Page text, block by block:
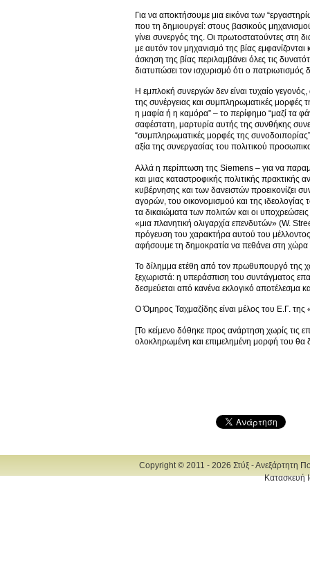
Για να αποκτήσουμε μια εικόνα των
που τη δημιουργεί: στους βασικούς
γίνει συνεργός της. Οι πρωτοστατούντες στη
με αυτόν τον μηχανισμό της βίας
άσκηση της βίας περιλαμβάνει όλες τις
διατυπώσει τον ισχυρισμό ότι ο πατριωτισμός
Η εμπλοκή συνεργών δεν είναι τυχαίο
της συνέργειας και συμπληρωματικές μορφές
η μαφία ή η καμόρα” – το περίφημο “μαζί τα
σαφέστατη, μαρτυρία αυτής της συνθήκης
“συμπληρωματικές μορφές της
αξία της συνεργασίας του πολιτικού
Αλλά η περίπτωση της Siemens – για να
και μιας καταστροφικής πολιτικής πρακτικής
κυβέρνησης και των δανειστών προεικονίζει
αγορών, του οικονομισμού και της
τα δικαιώματα των πολιτών και οι
«μια πλανητική ολιγαρχία επενδυτών» (W.
πρόγευση του χαρακτήρα αυτού του
αφήσουμε τη δημοκρατία να πεθάνει στη
Το δίλημμα ετέθη από τον πρωθυπουργό της
ξεχωριστά: η υπεράσπιση του συντάγματος
δεσμεύεται από κανένα εκλογικό αποτέλεσμα
Ο Όμηρος Ταχμαζίδης είναι μέλος του Ε.Γ. της
[Το κείμενο δόθηκε προς ανάρτηση χωρίς τις
ολοκληρωμένη και επιμελημένη μορφή του θα
Copyright © 2011 - 2026 Στύξ - Ανεξάρτητη
Κατασκευή